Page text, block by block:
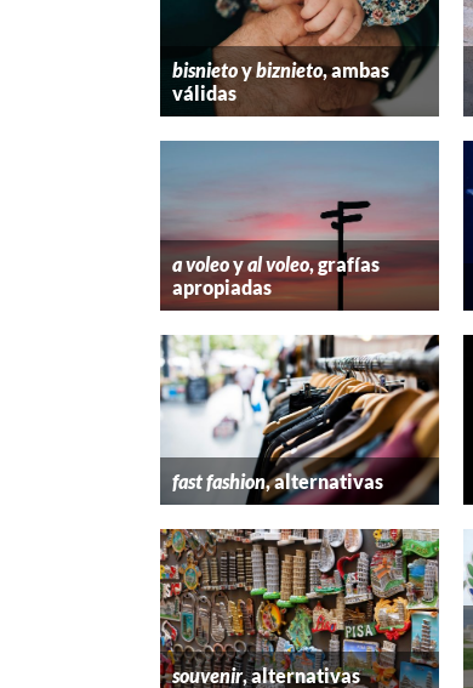
bisnietoybiznieto, ambas
válidas
a voleoyal voleo, grafías
apropiadas
fast fashion, alternativas
souvenir, alternativas